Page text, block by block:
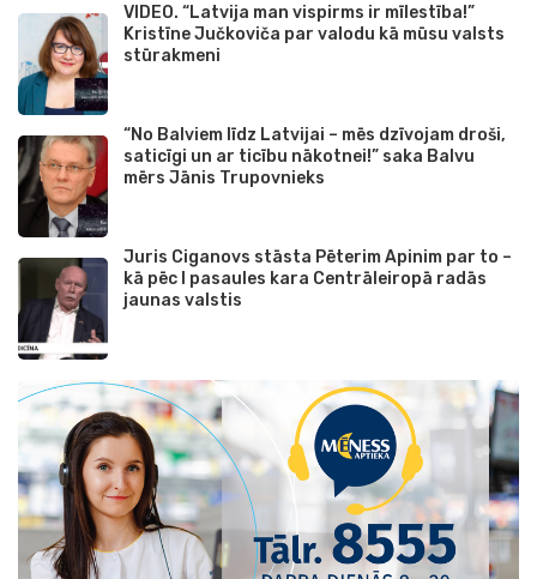
VIDEO. “Latvija man vispirms ir mīlestība!”
Kristīne Jučkoviča par valodu kā mūsu valsts
stūrakmeni
“No Balviem līdz Latvijai – mēs dzīvojam droši,
saticīgi un ar ticību nākotnei!” saka Balvu
mērs Jānis Trupovnieks
Juris Ciganovs stāsta Pēterim Apinim par to –
kā pēc I pasaules kara Centrāleiropā radās
jaunas valstis